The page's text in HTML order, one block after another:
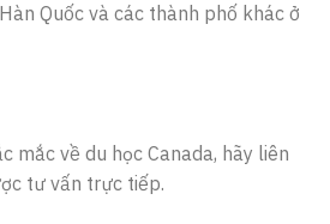
Quốc và các thành phố khác ở
mắc về du học Canada, hãy liên
tư vấn trực tiếp.